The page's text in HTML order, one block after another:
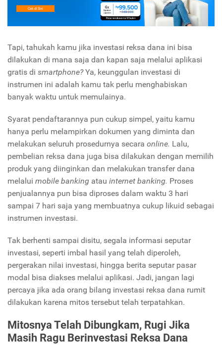
Tapi, tahukah kamu jika investasi reksa dana ini bisa
dilakukan di mana saja dan kapan saja melalui aplikasi
gratis di smartphone?Ya, keunggulan investasi di
instrumen ini adalah kamu tak perlu menghabiskan
banyak waktu untuk memulainya.
Syarat pendaftarannya pun cukup simpel, yaitu kamu
hanya perlu melampirkan dokumen yang diminta dan
melakukan seluruh prosedurnya secara online. Lalu,
pembelian reksa dana juga bisa dilakukan dengan memilih
produk yang diinginkan dan melakukan transfer dana
melalui mobile banking atau internet banking. Proses
penjualannya pun bisa diproses dalam waktu 3 hari
sampai 7 hari saja yang membuatnya cukup likuid sebagai
instrumen investasi.
Tak berhenti sampai disitu, segala informasi seputar
investasi, seperti imbal hasil yang telah diperoleh,
pergerakan nilai investasi, hingga berita seputar pasar
modal bisa diakses melalui aplikasi. Jadi, jangan lagi
percaya jika ada orang bilang investasi reksa dana rumit
dilakukan karena mitos tersebut telah terpatahkan.
Mitosnya Telah Dibungkam, Rugi Jika
Masih Ragu Berinvestasi Reksa Dana